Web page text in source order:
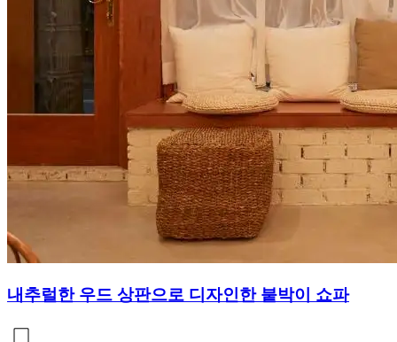
내추럴한 우드 상판으로 디자인한 붙박이 쇼파